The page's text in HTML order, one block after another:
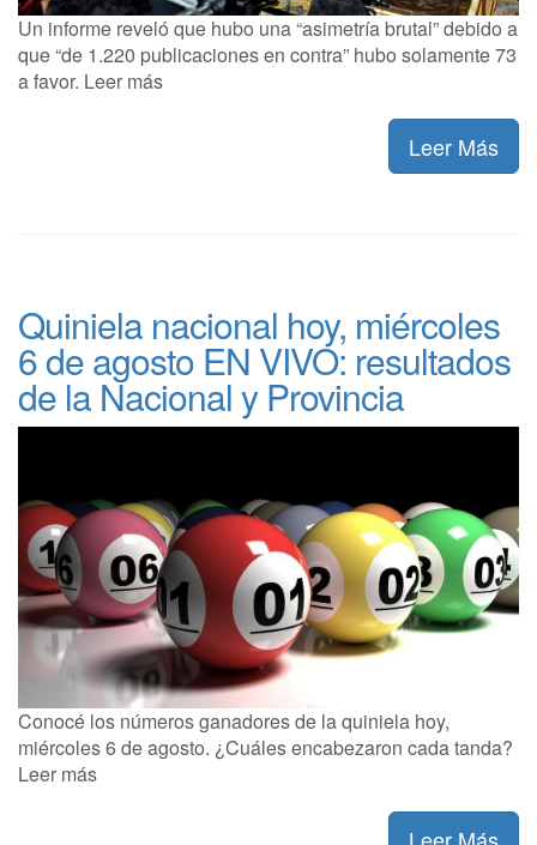
Un informe reveló que hubo una “asimetría brutal” debido a
que “de 1.220 publicaciones en contra” hubo solamente 73
a favor. Leer más
Leer Más
Quiniela nacional hoy, miércoles
6 de agosto EN VIVO: resultados
de la Nacional y Provincia
Conocé los números ganadores de la quiniela hoy,
miércoles 6 de agosto. ¿Cuáles encabezaron cada tanda?
Leer más